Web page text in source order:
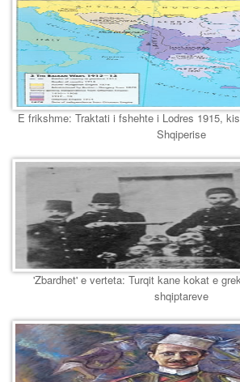
E frikshme: Traktati i fshehte i Lodres 1915,
Shqiperise
'Zbardhet' e verteta: Turqit kane kokat e
shqiptareve